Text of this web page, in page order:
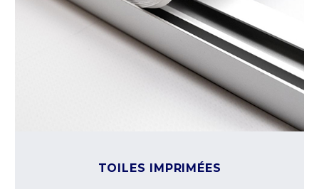
TOILES IMPRIMÉES